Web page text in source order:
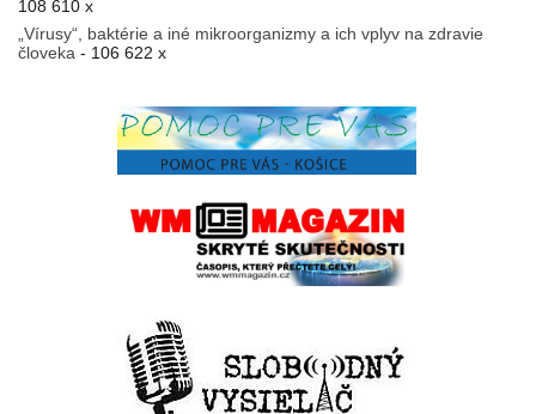
108 610 x
„Vírusy“, baktérie a iné mikroorganizmy a ich vplyv na zdravie
človeka - 106 622 x